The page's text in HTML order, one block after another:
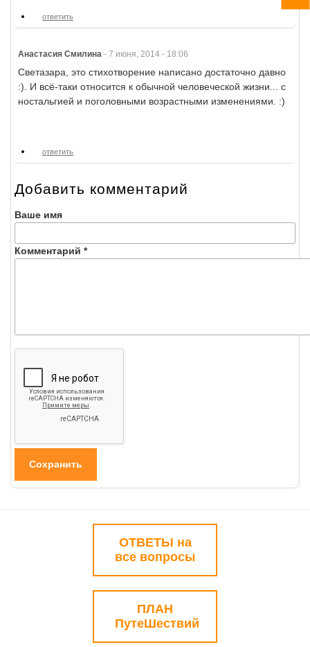
ответить
Анастасия Смилина - 7 июня, 2014 - 18:06
Светазара, это стихотворение написано достаточно давно
:). И всё-таки относится к обычной человеческой жизни... с
ностальгией и поголовными возрастными изменениями. :)
ответить
Добавить комментарий
Ваше имя
Комментарий *
ОТВЕТЫ на
все вопросы
ПЛАН
ПутеШествий